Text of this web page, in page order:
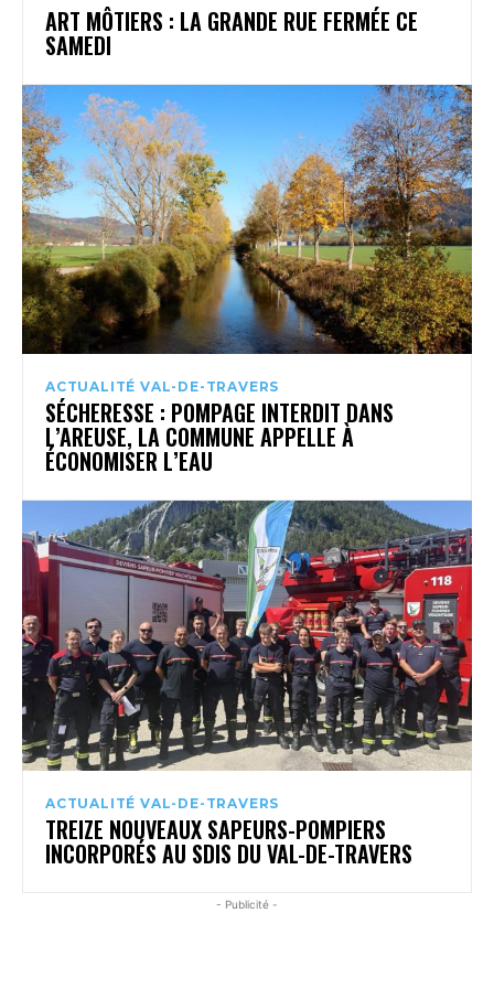
ART MÔTIERS : LA GRANDE RUE FERMÉE CE
SAMEDI
ACTUALITÉ VAL-DE-TRAVERS
SÉCHERESSE : POMPAGE INTERDIT DANS
L’AREUSE, LA COMMUNE APPELLE À
ÉCONOMISER L’EAU
ACTUALITÉ VAL-DE-TRAVERS
TREIZE NOUVEAUX SAPEURS-POMPIERS
INCORPORÉS AU SDIS DU VAL-DE-TRAVERS
- Publicité -